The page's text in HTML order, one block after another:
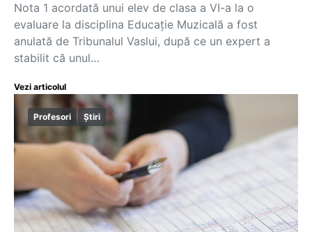
Nota 1 acordată unui elev de clasa a VI-a la o
evaluare la disciplina Educație Muzicală a fost
anulată de Tribunalul Vaslui, după ce un expert a
stabilit că unul…
Vezi articolul
Profesori Știri